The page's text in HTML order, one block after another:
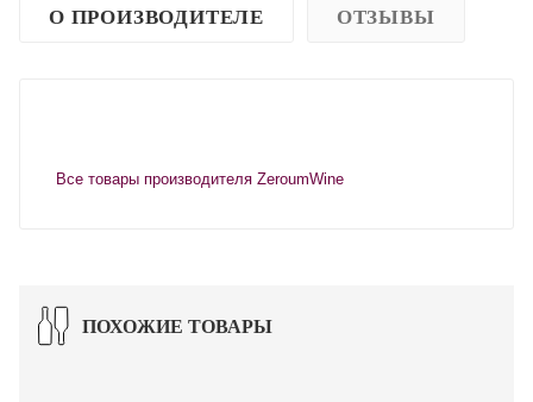
О ПРОИЗВОДИТЕЛЕ ОТЗЫВЫ
Все товары производителя ZeroumWine
ПОХОЖИЕ ТОВАРЫ